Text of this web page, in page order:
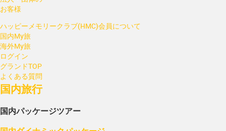
お客様
ハッピーメモリークラブ(HMC)会員について
国内My旅
海外My旅
ログイン
グランドTOP
よくある質問
国内旅行
国内パッケージツアー